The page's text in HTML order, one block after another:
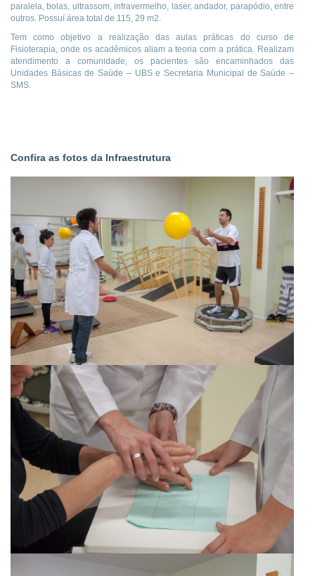
paralela, bolas, ultrassom, infravermelho, laser, andador, parapódio, entre
outros. Possuí área total de 115, 29 m2.
Tem como objetivo a realização das aulas práticas do curso de
Fisioterapia, onde os acadêmicos aliam a teoria com a prática. Realizam
atendimento a comunidade, os pacientes são encaminhados das
Unidades Básicas de Saúde – UBS e Secretaria Municipal de Saúde –
SMS.
Confira as fotos da Infraestrutura